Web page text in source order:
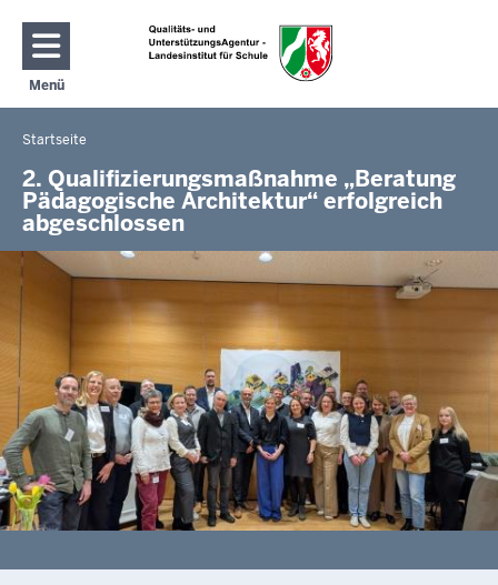
Direkt zum Inhalt
Menü
Navigation aktivieren/deaktivieren: Hauptmenü
Sie
befinden
sich
hier
Startseite
2. Qualifizierungsmaßnahme „Beratung
Pädagogische Architektur“ erfolgreich
abgeschlossen